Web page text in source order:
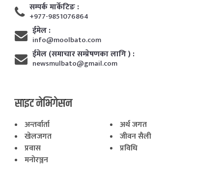
सम्पर्क मार्केटिङ :
+977-9851076864
ईमेल :
info@moolbato.com
ईमेल (समाचार सम्प्रेषणका लागि ) :
newsmulbato@gmail.com
साइट नेभिगेसन
अन्तर्वार्ता
अर्थ जगत
खेलजगत
जीवन सैली
प्रवास
प्रविधि
मनोरञ्जन